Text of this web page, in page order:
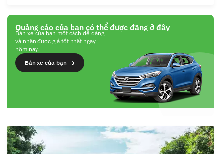
Quảng cáo của bạn có thể được đăng ở đây
Bán xe của bạn một cách dễ dàng
và nhận được giá tốt nhất ngay
hôm nay.
Bán xe của bạn